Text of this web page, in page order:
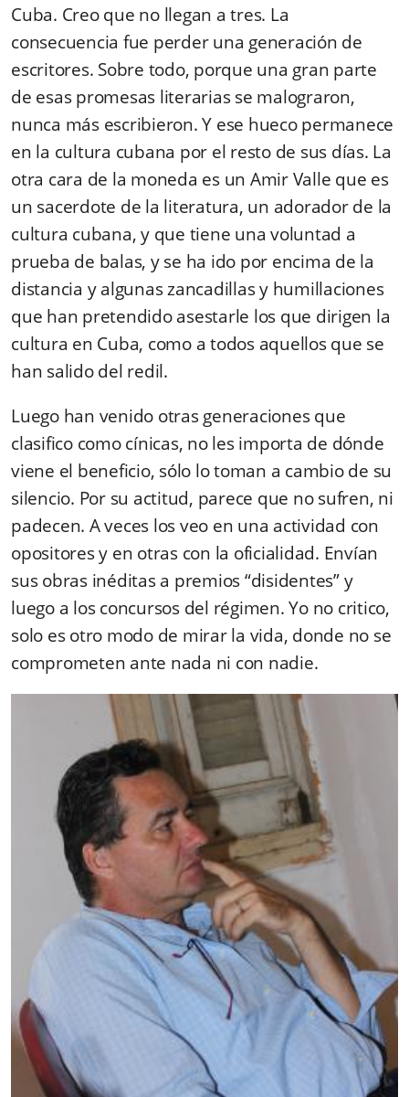
Cuba. Creo que no llegan a tres. La
consecuencia fue perder una generación de
escritores. Sobre todo, porque una gran parte
de esas promesas literarias se malograron,
nunca más escribieron. Y ese hueco permanece
en la cultura cubana por el resto de sus días. La
otra cara de la moneda es un Amir Valle que es
un sacerdote de la literatura, un adorador de la
cultura cubana, y que tiene una voluntad a
prueba de balas, y se ha ido por encima de la
distancia y algunas zancadillas y humillaciones
que han pretendido asestarle los que dirigen la
cultura en Cuba, como a todos aquellos que se
han salido del redil.
Luego han venido otras generaciones que
clasifico como cínicas, no les importa de dónde
viene el beneficio, sólo lo toman a cambio de su
silencio. Por su actitud, parece que no sufren, ni
padecen. A veces los veo en una actividad con
opositores y en otras con la oficialidad. Envían
sus obras inéditas a premios “disidentes” y
luego a los concursos del régimen. Yo no critico,
solo es otro modo de mirar la vida, donde no se
comprometen ante nada ni con nadie.